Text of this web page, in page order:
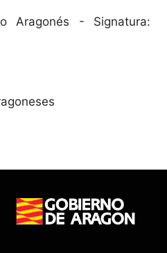
Aragonés - Signatura: